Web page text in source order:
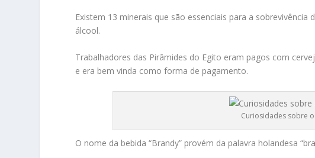
Existem 13 minerais que são essenciais para a
álcool.
Trabalhadores das Pirâmides do Egito eram pagos com
e era bem vinda como forma de pagamento.
Curiosidades sobre
O nome da bebida “Brandy” provém da palavra holandesa